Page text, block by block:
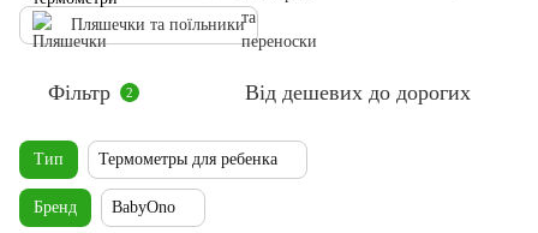
Пляшечки та поїльники
Фільтр 2 Від дешевих до дорогих
Тип Термометры для ребенка
Бренд BabyOno